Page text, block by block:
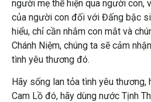
người mẹ thể hiện qua người con,
của người con đối với Đấng bậc
hiểu, chỉ cần nhắm con mắt và
Chánh Niệm, chúng ta sẽ cảm
tình yêu thương đó.
Hãy sống lan tỏa tình yêu thương,
Cam Lồ đó, hãy dùng nước Tịnh